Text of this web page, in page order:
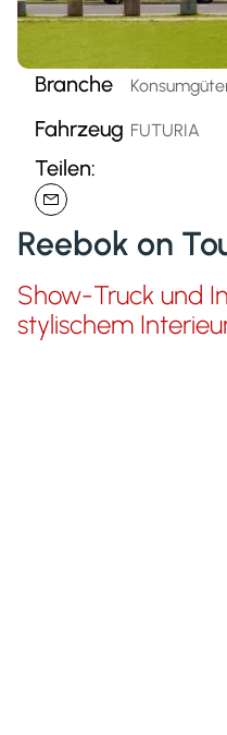
Branche
Fahrzeug FUTURIA
Teilen:
Reebok on
Show-Truck und
stylischem